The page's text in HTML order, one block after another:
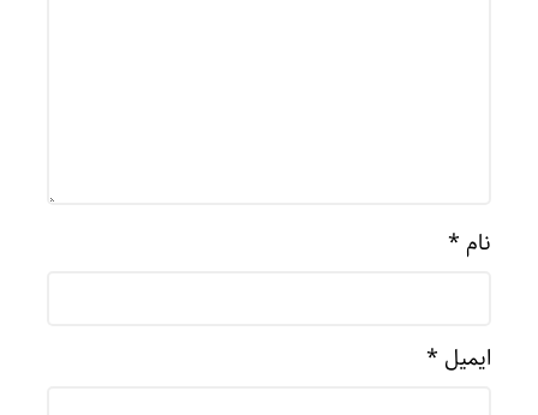
نام *
ایمیل *